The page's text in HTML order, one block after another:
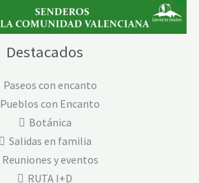
Destacados
Paseos con encanto
Pueblos con Encanto
Botánica
Salidas en familia
Reuniones y eventos
RUTA I+D